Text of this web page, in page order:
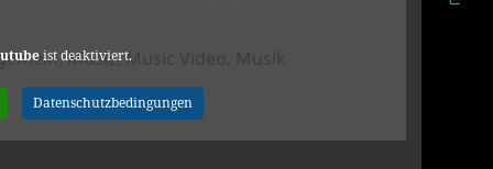
ist deaktiviert.
Datenschutzbedingungen
,Music,Music Video